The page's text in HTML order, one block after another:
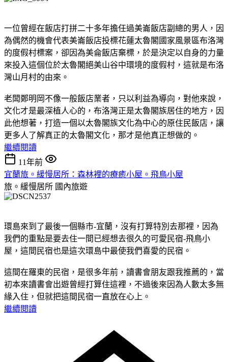
一位曾經在飯店打拼二十多年擔任過美崙飯店副總的男人，因
為偶然的機會代表美崙飯店投標花蓮太魯閣國家風景區布洛灣
的度假村標案，卻因為美侖飯店棄標，於是決定以自身的力量
來投入這個位於太魯閣絕美山谷中環境的度假村，這就是布洛
灣山月村的由來。
老闆鄭明岡不像一般飯店業者，只以利益為導向，對他來說，
文化才是最深植人心的，布洛灣正是太魯閣族居住的地方，因
此他想著，打造一個以太魯閣族文化為中心的原住民飯店，讓
更多人了解真正的太魯閣文化，那才是他真正想做的。
繼續閱讀
11年前
宜蘭旅。緩慢居所：森林裡的療癒小屋。飛鳥小屋
旅。緩慢居所 國內旅遊
環島來到了最後一個縣市-宜蘭，沒有打算特別去那裡，因為
我們的重點是要去住一間已經想去很久的可愛民宿-飛鳥小
屋，這間民宿也是這次環島中最使我們喜愛的民宿。
這間在羅東的民宿，是很多年前，讀書會朋友跟我推薦的，當
初本來讀書會出遊曾經打算住這裡，不過後來因為人數太多無
緣入住，但就把這間民宿一直放在心上。
繼續閱讀